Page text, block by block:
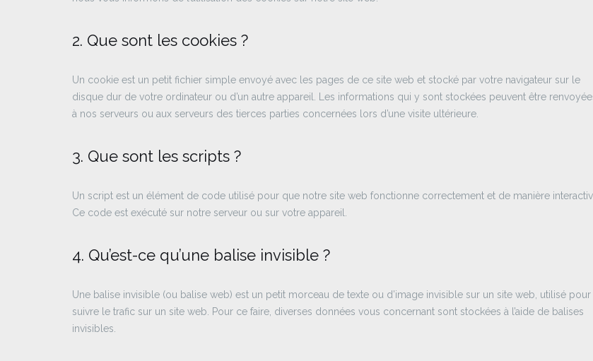
2. Que sont les cookies ?
Un cookie est un petit fichier simple envoyé avec les pages de ce site web et stocké par votre navigateur sur le
disque dur de votre ordinateur ou d’un autre appareil. Les informations qui y sont stockées peuvent être
à nos serveurs ou aux serveurs des tierces parties concernées lors d’une visite ultérieure.
3. Que sont les scripts ?
Un script est un élément de code utilisé pour que notre site web fonctionne correctement et de manière
Ce code est exécuté sur notre serveur ou sur votre appareil.
4. Qu’est-ce qu’une balise invisible ?
Une balise invisible (ou balise web) est un petit morceau de texte ou d’image invisible sur un site web, utilisé pour
suivre le trafic sur un site web. Pour ce faire, diverses données vous concernant sont stockées à l’aide de balises
invisibles.